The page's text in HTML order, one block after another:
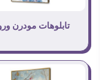
تابلوهات مودرن